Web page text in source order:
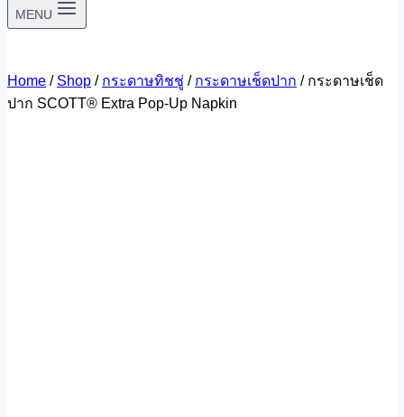
MENU
Home / Shop / กระดาษทิชชู่ / กระดาษเช็ดปาก / กระดาษเช็ด
ปาก SCOTT® Extra Pop-Up Napkin